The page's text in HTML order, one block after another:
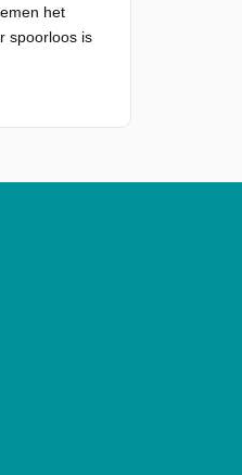
het
spoorloos is